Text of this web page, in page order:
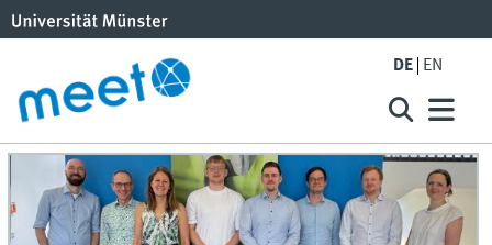
DE EN